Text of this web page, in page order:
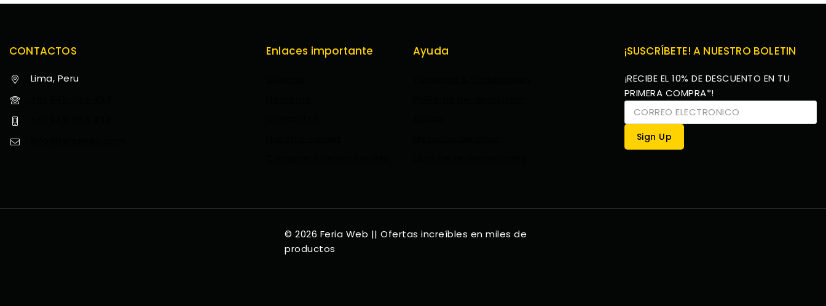
CONTACTOS
Lima, Peru
Enlaces importante Ayuda ¡SUSCRÍBETE! A NUESTRO BOLETIN
¡RECIBE EL 10% DE DESCUENTO EN TU
PRIMERA COMPRA*!
© 2026 Feria Web || Ofertas increíbles en miles de
productos